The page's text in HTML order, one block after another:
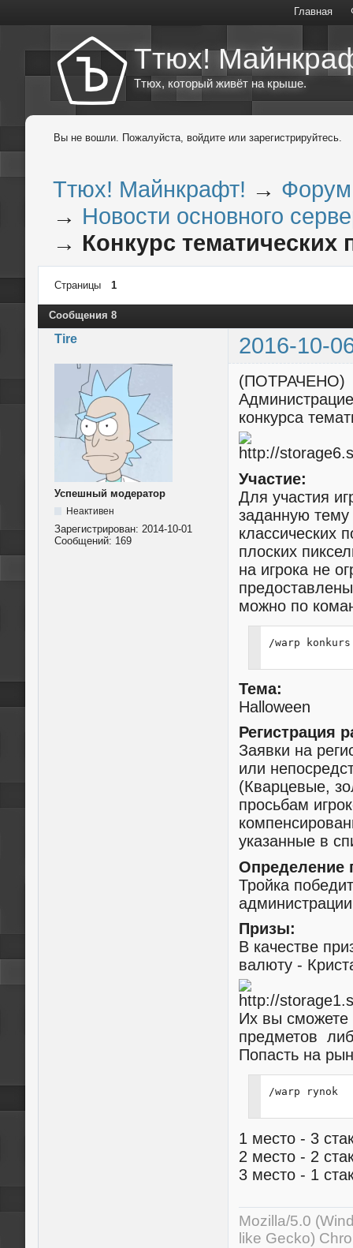
Главная
Ттюх!
Ттюх, который живёт на крыше.
Вы не вошли. Пожалуйста, войдите или зарегистрируйтесь.
Ттюх! Майнкрафт! → Форум
→ Новости основного
→ Конкурс тематических
Страницы 1
Сообщения 8
Tire 2016-10-
Успешный модератор
Неактивен
Зарегистрирован: 2014-10-01
Сообщений: 169
(ПОТРАЧЕНО)
конкурса
Участие:
Для участия
заданную
классических
плоских
на игрока не
можно по
/warp konkurs
Тема:
Halloween
Регистрация
Заявки на
или
(Кварцевые,
просьбам
указанные в
Определение
Тройка
Призы:
В качестве
валюту -
Их вы сможете
предметов
Попасть на
/warp rynok
1 место - 3
2 место - 2
3 место - 1
Mozilla/5.0
like Gecko)